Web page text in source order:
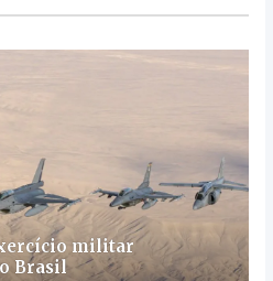
militar
Brasil